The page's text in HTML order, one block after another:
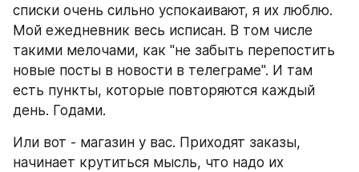
списки очень сильно успокаивают, я их люблю.
Мой ежедневник весь исписан. В том числе
такими мелочами, как "не забыть перепостить
новые посты в новости в телеграме". И там
есть пункты, которые повторяются каждый
день. Годами.
Или вот - магазин у вас. Приходят заказы,
начинает крутиться мысль, что надо их